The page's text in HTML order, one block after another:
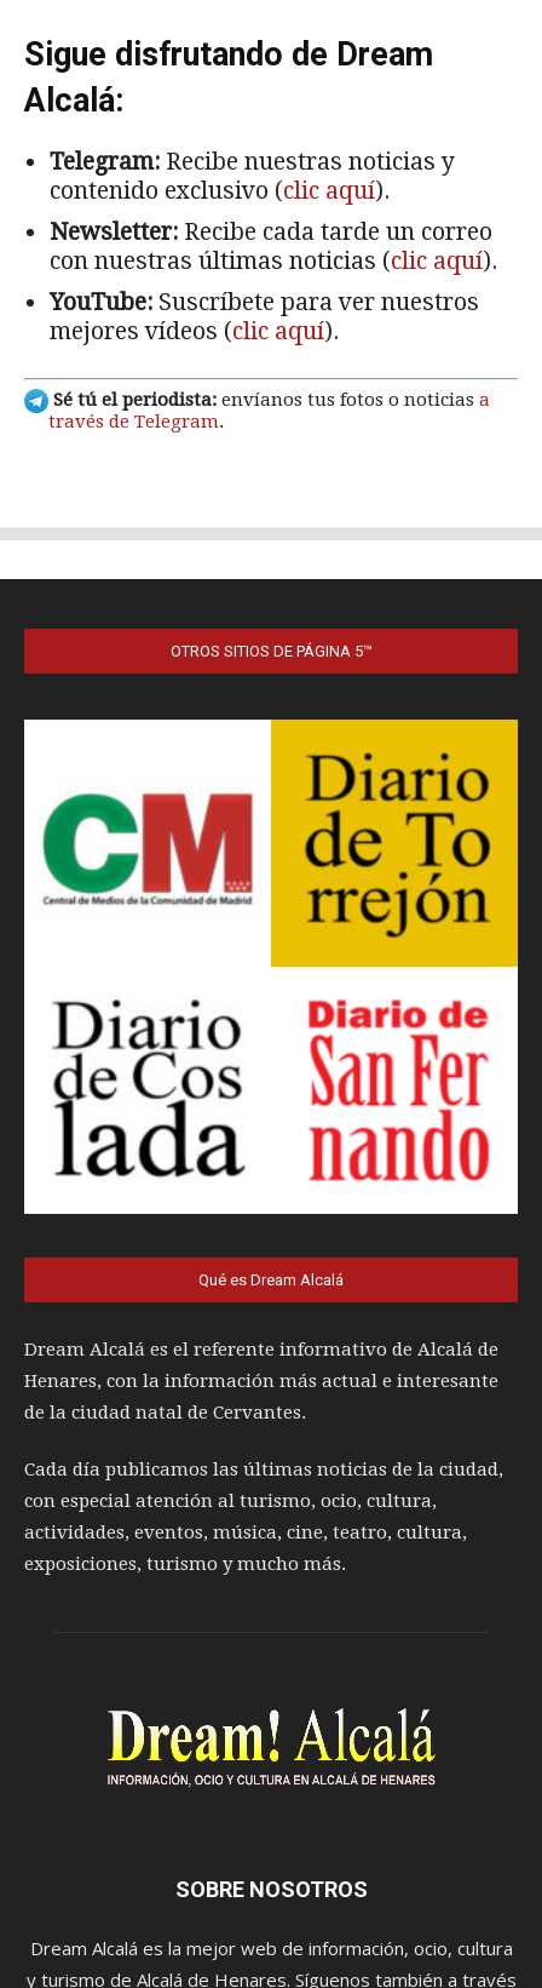
OTROS SITIOS DE PÁGINA 5™
Qué es Dream Alcalá
Dream Alcalá es el referente informativo de Alcalá de
Henares, con la información más actual e interesante
de la ciudad natal de Cervantes.
Cada día publicamos las últimas noticias de la ciudad,
con especial atención al turismo, ocio, cultura,
actividades, eventos, música, cine, teatro, cultura,
exposiciones, turismo y mucho más.
SOBRE NOSOTROS
Dream Alcalá es la mejor web de información, ocio, cultura
y turismo de Alcalá de Henares. Síguenos también a través